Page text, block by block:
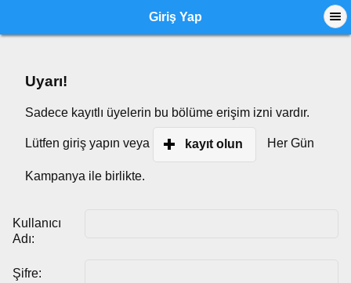
Giriş Yap
Uyarı!
Sadece kayıtlı üyelerin bu bölüme erişim izni vardır.
Lütfen giriş yapın veya kayıt olun Her Gün
Kampanya ile birlikte.
Kullanıcı
Adı:
Şifre: